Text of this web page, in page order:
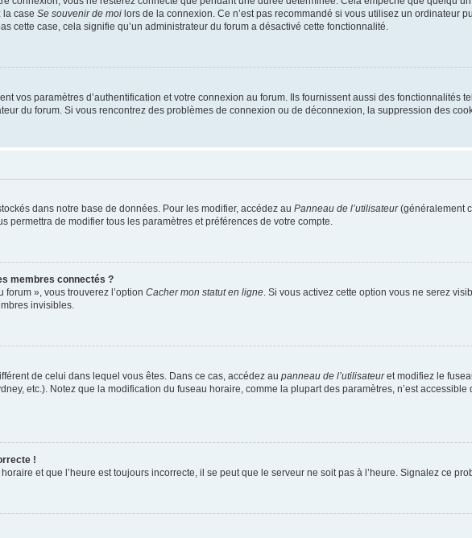
la case Se souvenir de moi lors de la connexion. Ce n’est pas recommandé si vous utilisez un ordinateur
cette case, cela signifie qu’un administrateur du forum a désactivé cette fonctionnalité.
vos paramètres d’authentification et votre connexion au forum. Ils fournissent aussi des fonctionnalités
du forum. Si vous rencontrez des problèmes de connexion ou de déconnexion, la suppression des
dans notre base de données. Pour les modifier, accédez au Panneau de l’utilisateur(généralement
permettra de modifier tous les paramètres et préférences de votre compte.
membres connectés ?
forum », vous trouverez l’option Cacher mon statut en ligne. Si vous activez cette option vous ne serez
invisibles.
de celui dans lequel vous êtes. Dans ce cas, accédez au panneau de l’utilisateuret modifiez le
etc.). Notez que la modification du fuseau horaire, comme la plupart des paramètres, n’est accessible
!
et que l’heure est toujours incorrecte, il se peut que le serveur ne soit pas à l’heure. Signalez ce